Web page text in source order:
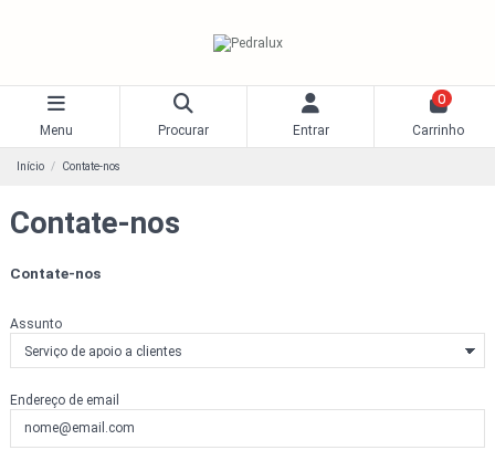
Menu Procurar Entrar
0
Carrinho
Início Contate-nos
Contate-nos
Contate-nos
Assunto
Endereço de email